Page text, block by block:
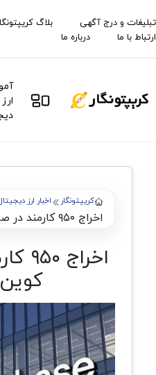
تبلیغات و درج آگهی
بلاگ
ارتباط با ما
درباره ما
ارز
کریپتونگار اخبار ارز
اخراج ۹۵۰ کارمند در صرافی کوین‌بیس